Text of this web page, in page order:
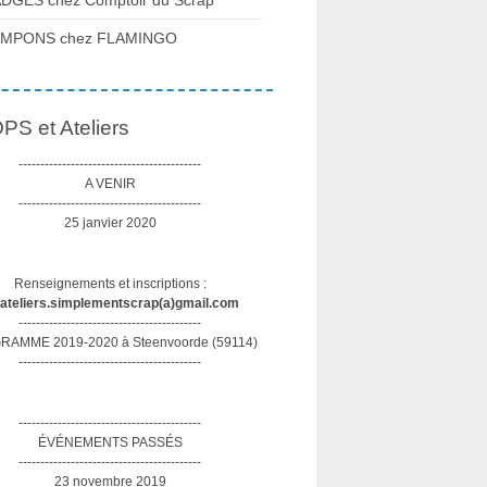
chez FLAMINGO
et Ateliers
------------------------------------------
A VENIR
------------------------------------------
25 janvier 2020
Renseignements et inscriptions :
------------------------------------------
2019-2020 à Steenvoorde (59114)
------------------------------------------
------------------------------------------
ÉVÉNEMENTS PASSÉS
------------------------------------------
23 novembre 2019